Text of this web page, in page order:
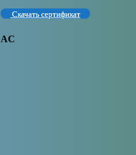
Скачать сертификат